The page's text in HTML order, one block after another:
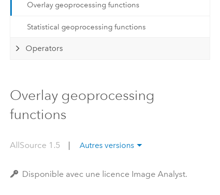
Overlay geoprocessing functions
Statistical geoprocessing functions
Operators
Overlay geoprocessing
functions
AllSource 1.5 Autres versions
Disponible avec une licence Image Analyst.